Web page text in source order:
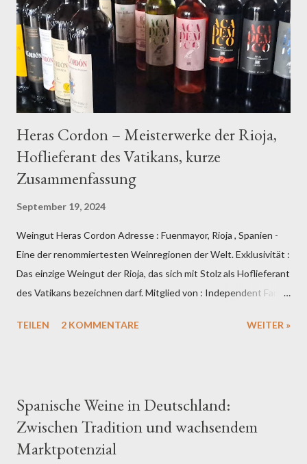
trifft auf Kraft Am Gaumen offenbart der Heras Cordón seine
wahre Größe. Die Eleganz, mit der sich dieser Crianza
präsentiert, ist bemerkenswert. Feine Würze paart sich mit
einer samtigen Textur, während die komplexe Struktur...
Heras Cordon – Meisterwerke der Rioja,
Hoflieferant des Vatikans, kurze
Zusammenfassung
September 19, 2024
Weingut Heras Cordon Adresse : Fuenmayor, Rioja , Spanien -
Eine der renommiertesten Weinregionen der Welt. Exklusivität :
Das einzige Weingut der Rioja, das sich mit Stolz als Hoflieferant
des Vatikans bezeichnen darf. Mitglied von : Independent Family
Kraft der Traube bleiben erhalten. Qualität : Alle Weine tragen
großartige Weinqualität von Heras Cordon aus. Grand Gold für
Heras Cordon Reserva 2015 Unsere drei wichtigsten
Weinlinien: 1) Heras Cordon, 2) Marques und 3) Academico. 1.
TEILEN 2 KOMMENTARE WEITER »
Spanische Weine in Deutschland:
Zwischen Tradition und wachsendem
Marktpotenzial